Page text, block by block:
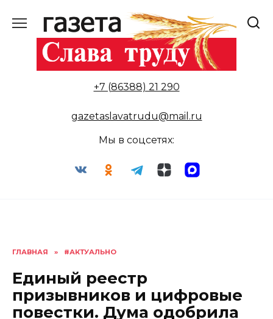
содержанию
+7 (86388) 21 290
gazetaslavatrudu@mail.ru
Мы в соцсетях:
ГЛАВНАЯ » #АКТУАЛЬНО
Единый реестр
призывников и цифровые
повестки. Дума одобрила